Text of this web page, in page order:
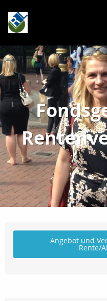
Angebot und
Rente/